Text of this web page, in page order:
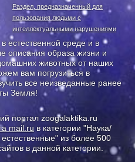
Раздел, предназначенный для
пользования людьми с
интеллектуальными нарушениями
естественной среде и в
описания образа жизни и
животных от наших
вам погрузиться в
все неизведанные ранее
Земля!
портал zoogalaktika.ru
mail.ru в категории "Наука/
из более 500
в данной категории.